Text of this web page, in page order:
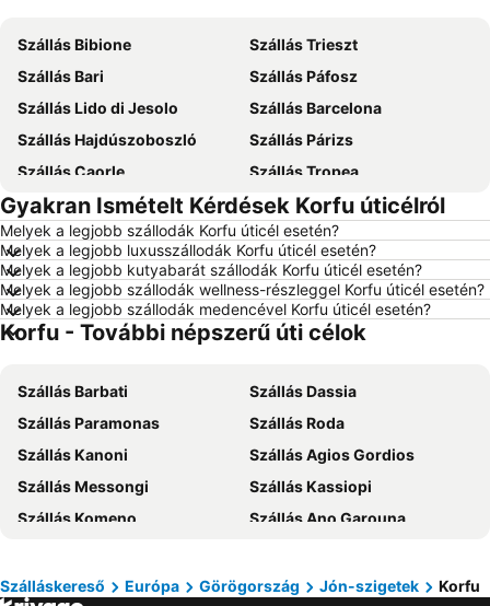
Szállás Bibione
Szállás Trieszt
Szállás Bari
Szállás Páfosz
Szállás Lido di Jesolo
Szállás Barcelona
Szállás Hajdúszoboszló
Szállás Párizs
Szállás Caorle
Szállás Tropea
Szállás Dubrovnik
Szállás Eger
Szállás Debrecen
Szállás Bécs
Szállás Balatonfüred
Szállás London
Szállás Portorož
Szállás Napospart
Szállás Alghero
Szállás Mallorca
Szállás Korfu
Szállás Szardínia
Szállás Görögország
Szállás Szlovénia
Szállás Török Riviéra
Szállás Krk-sziget
Szállás Kréta
Szállás Isztria
Szállás Balaton déli part
Szállás Kefalonia
Szállás Tenerife
Szállás Szicília
Gyakran Ismételt Kérdések Korfu úticélról
Melyek a legjobb szállodák Korfu úticél esetén?
Melyek a legjobb luxusszállodák Korfu úticél esetén?
Melyek a legjobb kutyabarát szállodák Korfu úticél esetén?
Melyek a legjobb szállodák wellness-részleggel Korfu úticél esetén?
Melyek a legjobb szállodák medencével Korfu úticél esetén?
Korfu - További népszerű úti célok
Szállás Barbati
Szállás Dassia
Szállás Paramonas
Szállás Roda
Szállás Kanoni
Szállás Agios Gordios
Szállás Messongi
Szállás Kassiopi
Szállás Komeno
Szállás Ano Garouna
Szállás Liapades
Szállás Perama
Szálláskereső Európa Görögország Jón-szigetek Korfu